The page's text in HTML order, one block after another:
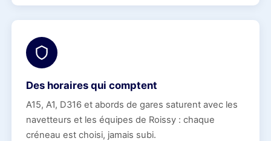
Des horaires qui comptent
A15, A1, D316 et abords de gares saturent avec les
navetteurs et les équipes de Roissy : chaque
créneau est choisi, jamais subi.